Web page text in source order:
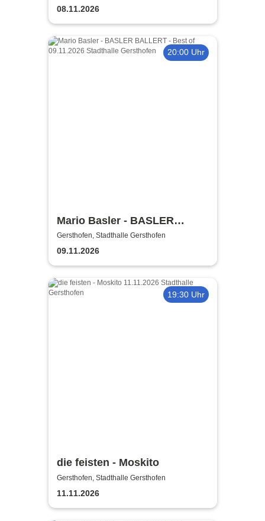
08.11.2026
20:00 Uhr
Mario Basler - BASLER
BALLERT - Best of
Gersthofen, Stadthalle Gersthofen
09.11.2026
19:30 Uhr
die feisten - Moskito
Gersthofen, Stadthalle Gersthofen
11.11.2026